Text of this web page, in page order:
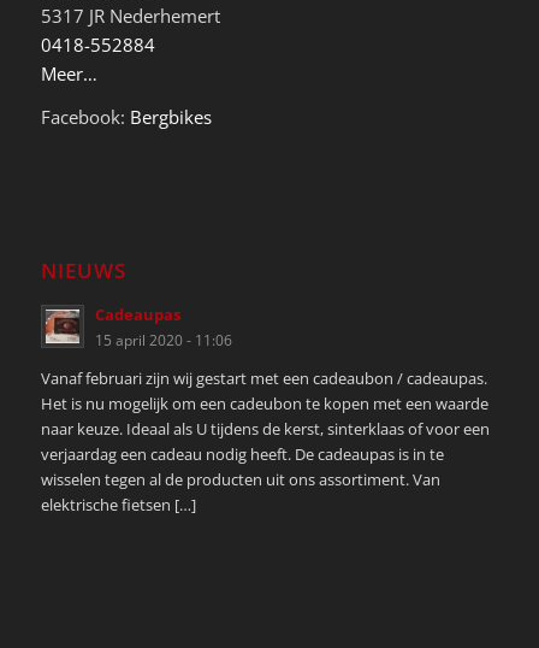
5317 JR Nederhemert
0418-552884
Meer…
Facebook: Bergbikes
NIEUWS
Cadeaupas
15 april 2020 - 11:06
Vanaf februari zijn wij gestart met een cadeaubon / cadeaupas.
Het is nu mogelijk om een cadeubon te kopen met een waarde
naar keuze. Ideaal als U tijdens de kerst, sinterklaas of voor een
verjaardag een cadeau nodig heeft. De cadeaupas is in te
wisselen tegen al de producten uit ons assortiment. Van
elektrische fietsen […]